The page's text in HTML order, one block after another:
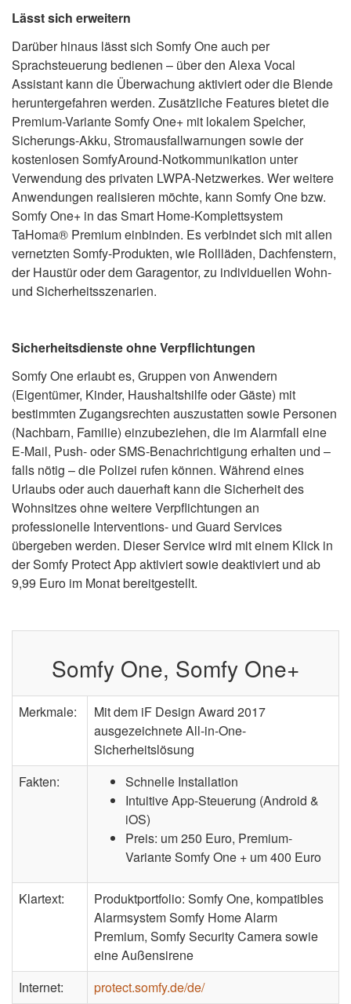
Lässt sich erweitern
Darüber hinaus lässt sich Somfy One auch per
Sprachsteuerung bedienen – über den Alexa Vocal
Assistant kann die Überwachung aktiviert oder die Blende
heruntergefahren werden. Zusätzliche Features bietet die
Premium-Variante Somfy One+ mit lokalem Speicher,
Sicherungs-Akku, Stromausfallwarnungen sowie der
kostenlosen SomfyAround-Notkommunikation unter
Verwendung des privaten LWPA-Netzwerkes. Wer weitere
Anwendungen realisieren möchte, kann Somfy One bzw.
Somfy One+ in das Smart Home-Komplettsystem
TaHoma® Premium einbinden. Es verbindet sich mit allen
vernetzten Somfy-Produkten, wie Rollläden, Dachfenstern,
der Haustür oder dem Garagentor, zu individuellen Wohn-
und Sicherheitsszenarien.
Sicherheitsdienste ohne Verpflichtungen
Somfy One erlaubt es, Gruppen von Anwendern
(Eigentümer, Kinder, Haushaltshilfe oder Gäste) mit
bestimmten Zugangsrechten auszustatten sowie Personen
(Nachbarn, Familie) einzubeziehen, die im Alarmfall eine
E-Mail, Push- oder SMS-Benachrichtigung erhalten und –
falls nötig – die Polizei rufen können. Während eines
Urlaubs oder auch dauerhaft kann die Sicherheit des
Wohnsitzes ohne weitere Verpflichtungen an
professionelle Interventions- und Guard Services
übergeben werden. Dieser Service wird mit einem Klick in
der Somfy Protect App aktiviert sowie deaktiviert und ab
9,99 Euro im Monat bereitgestellt.
Somfy One, Somfy One+
Merkmale:
Mit dem iF Design Award 2017
ausgezeichnete All-in-One-
Sicherheitslösung
Fakten:
Schnelle Installation
Intuitive App-Steuerung (Android &
iOS)
Preis: um 250 Euro, Premium-
Variante Somfy One + um 400 Euro
Klartext:
Produktportfolio: Somfy One, kompatibles
Alarmsystem Somfy Home Alarm
Premium, Somfy Security Camera sowie
eine Außensirene
Internet:
protect.somfy.de/de/